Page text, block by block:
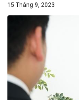
15 Tháng 9, 2023